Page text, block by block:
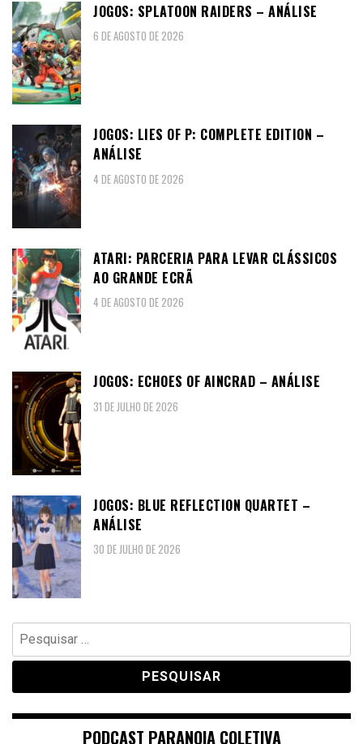
JOGOS: SPLATOON RAIDERS – ANÁLISE
6 DE AGOSTO DE 2026
JOGOS: LIES OF P: COMPLETE EDITION –
ANÁLISE
4 DE AGOSTO DE 2026
ATARI: PARCERIA PARA LEVAR CLÁSSICOS
AO GRANDE ECRÃ
4 DE AGOSTO DE 2026
JOGOS: ECHOES OF AINCRAD – ANÁLISE
31 DE JULHO DE 2026
JOGOS: BLUE REFLECTION QUARTET –
ANÁLISE
30 DE JULHO DE 2026
Pesquisar
por:
PODCAST PARANOIA COLETIVA